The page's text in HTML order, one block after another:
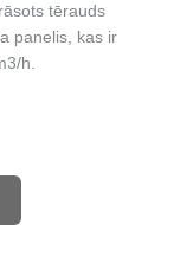
tērauds
panelis, kas ir
h.